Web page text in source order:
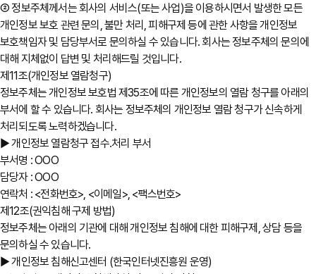
② 정보주체께서는 회사의 서비스(또는 사업)을 이용하시면서 발생한 모든
개인정보 보호 관련 문의, 불만 처리, 피해구제 등에 관한 사항을 개인정보
보호책임자 및 담당부서로 문의하실 수 있습니다. 회사는 정보주체의 문의에
대해 지체없이 답변 및 처리해드릴 것입니다.
제11조(개인정보 열람청구)
정보주체는 개인정보 보호법 제35조에 따른 개인정보의 열람 청구를 아래의
부서에 할 수 있습니다. 회사는 정보주체의 개인정보 열람 청구가 신속하게
처리되도록 노력하겠습니다.
▶ 개인정보 열람청구 접수․처리 부서
부서명 : OOO
담당자 : OOO
연락처 : <전화번호>, <이메일>, <팩스번호>
제12조(권익침해 구제 방법)
정보주체는 아래의 기관에 대해 개인정보 침해에 대한 피해구제, 상담 등을
문의하실 수 있습니다.
▶ 개인정보 침해신고센터 (한국인터넷진흥원 운영)